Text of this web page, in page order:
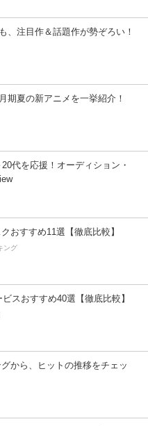
、注目作＆話題作が勢ぞろい！
期夏の新アニメを一挙紹介！
代を応援！オーディション・
おすすめ11選【徹底比較】
ング
スおすすめ40選【徹底比較】
から、ヒットの推移をチェッ